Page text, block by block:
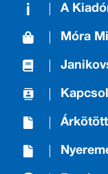
A
Móra